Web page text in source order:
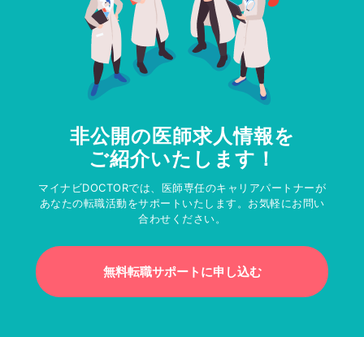
非公開の医師求人情報を
ご紹介いたします！
マイナビDOCTORでは、医師専任のキャリアパートナーが
あなたの転職活動をサポートいたします。お気軽にお問い
合わせください。
無料転職サポートに申し込む